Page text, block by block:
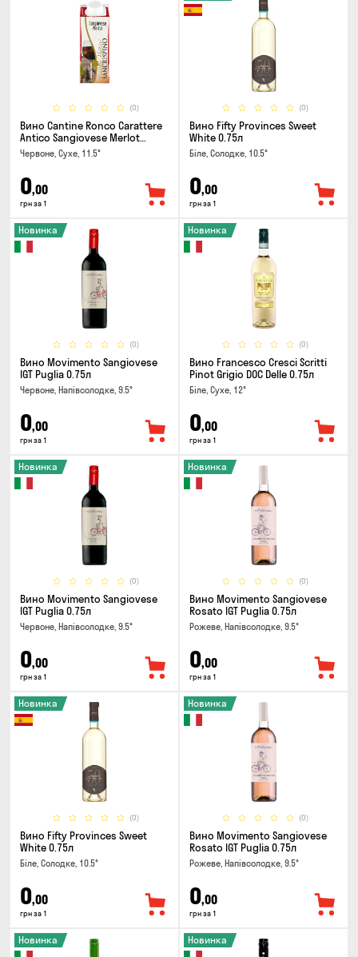
(0)
Вино Cantine Ronco Carattere
Antico Sangiovese Merlot
Rubicone IGT 0.25л
Червоне, Сухе, 11.5°
0,00
грн за 1
(0)
Вино Fifty Provinces Sweet
White 0.75л
Біле, Солодке, 10.5°
0,00
грн за 1
(0)
Новинка
Вино Movimento Sangiovese
IGT Puglia 0.75л
Червоне, Напівсолодке, 9.5°
0,00
грн за 1
(0)
Новинка
Вино Francesco Cresci Scritti
Pinot Grigio DOC Delle 0.75л
Біле, Сухе, 12°
0,00
грн за 1
(0)
Новинка
Вино Movimento Sangiovese
IGT Puglia 0.75л
Червоне, Напівсолодке, 9.5°
0,00
грн за 1
(0)
Новинка
Вино Movimento Sangiovese
Rosato IGT Puglia 0.75л
Рожеве, Напівсолодке, 9.5°
0,00
грн за 1
(0)
Новинка
Вино Fifty Provinces Sweet
White 0.75л
Біле, Солодке, 10.5°
0,00
грн за 1
(0)
Новинка
Вино Movimento Sangiovese
Rosato IGT Puglia 0.75л
Рожеве, Напівсолодке, 9.5°
0,00
грн за 1
Новинка Новинка